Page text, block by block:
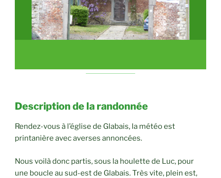
Description de la randonnée
Rendez-vous à l’église de Glabais, la météo est
printanière avec averses annoncées.
Nous voilà donc partis, sous la houlette de Luc, pour
une boucle au sud-est de Glabais. Très vite, plein est,